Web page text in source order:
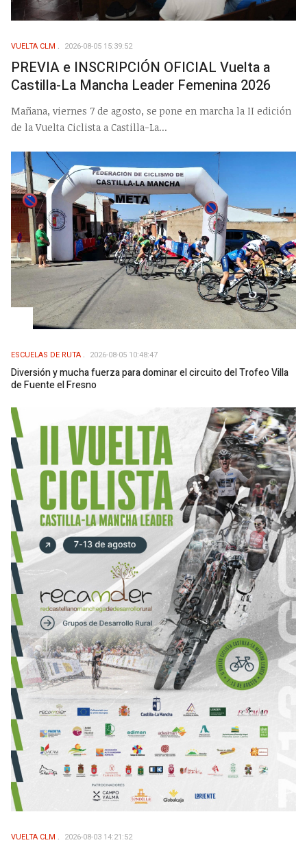
VUELTA CLM 2026-08-05 15:39:52
PREVIA e INSCRIPCIÓN OFICIAL Vuelta a
Castilla-La Mancha Leader Femenina 2026
Mañana, viernes 7 de agosto, se pone en marcha la II edición
de la Vuelta Ciclista a Castilla-La...
ESCUELAS DE RUTA 2026-08-05 10:48:47
Diversión y mucha fuerza para dominar el circuito del Trofeo Villa
de Fuente el Fresno
VUELTA CLM 2026-08-03 14:21:52